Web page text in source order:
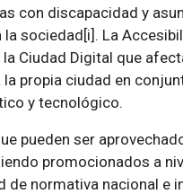
con discapacidad y
sociedad[i]. La
Ciudad Digital que
propia ciudad en
y tecnológico.
pueden ser
promocionados a
de normativa nacional e